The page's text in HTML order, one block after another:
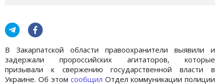
В Закарпатской области правоохранители выявили и
задержали пророссийских агитаторов, которые
призывали к свержению государственной власти в
Украине. Об этом сообщил Отдел коммуникации полиции